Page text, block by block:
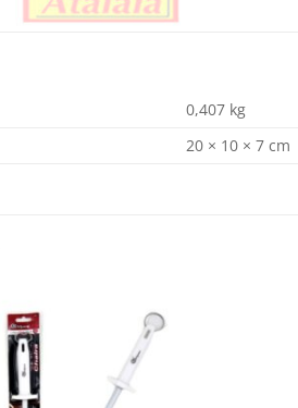
0,407 kg
20 × 10 × 7 cm
Salvar